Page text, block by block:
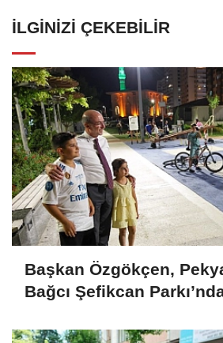
İLGINIZI ÇEKEBILIR
Başkan Özgökçen,
Bağcı Şefikcan